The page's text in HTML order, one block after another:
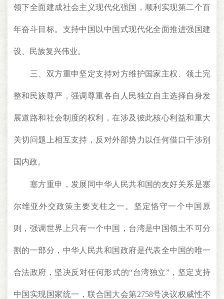
领下全面建成社会主义现代化强国，顺利实现第二个百
年奋斗目标。支持中国以中国式现代化全面推进强国建
设、民族复兴伟业。
三、双方重申坚定支持对方维护国家主权、领土完
整和民族尊严，强调尊重各自人民独立自主选择自身发
展道路和社会制度的权利，在涉及彼此核心利益和重大
关切问题上相互支持，反对外部势力以任何借口干涉别
国内政。
塞方重申，发展同中华人民共和国的友好关系是塞
尔维亚外交政策主要支柱之一。坚定恪守一个中国原
则，强调世界上只有一个中国，台湾是中国领土不可分
割的一部分，中华人民共和国政府是代表全中国的唯一
合法政府，坚决反对任何形式的“台湾独立”，坚定支持
中国实现国家统一，联合国大会第2758号决议权威性不